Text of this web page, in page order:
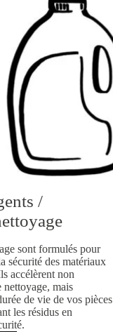
/
sont formulés pour
sécurité des matériaux
accélèrent non
nettoyage, mais
de vie de vos pièces
les résidus en